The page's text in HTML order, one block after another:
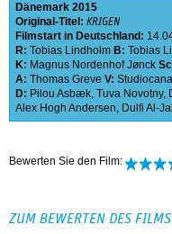
Dänemark 2015
Original-Titel: KRIGEN
Filmstart in Deutschland:
R: Tobias Lindholm B: Tobias
K: Magnus Nordenhof Jønck
A: Thomas Greve V: Studiocanal
D: Pilou Asbæk, Tuva Novotny,
Alex Hogh Andersen, Dulfi Al-
Bewerten Sie den Film:
ZUM BEWERTEN DES